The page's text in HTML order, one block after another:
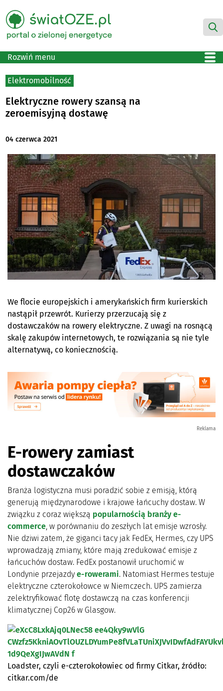
Rozwiń menu
Elektromobilność
Elektryczne rowery szansą na
zeroemisyjną dostawę
04 czerwca 2021
We flocie europejskich i amerykańskich firm kurierskich
nastąpił przewrót. Kurierzy przerzucają się z
dostawczaków na rowery elektryczne. Z uwagi na rosnącą
skalę zakupów internetowych, te rozwiązania są nie tyle
alternatywą, co koniecznością.
Reklama
E-rowery zamiast
dostawczaków
Branża logistyczna musi poradzić sobie z emisją, którą
generują międzynarodowe i krajowe łańcuchy dostaw. W
związku z coraz większą popularnością branży e-
commerce, w porównaniu do zeszłych lat emisje wzrosły.
Nie dziwi zatem, że giganci tacy jak FedEx, Hermes, czy UPS
wprowadzają zmiany, które mają zredukować emisje z
łańcuchów dostaw. FedEx postanowił uruchomić w
Londynie przejazdy e-rowerami. Natomiast Hermes testuje
elektryczne czterokołowce w Niemczech. UPS zamierza
zelektryfikować flotę dostawczą na czas konferencji
klimatycznej Cop26 w Glasgow.
Loadster, czyli e-czterokołowiec od firmy Citkar, źródło:
citkar.com/de